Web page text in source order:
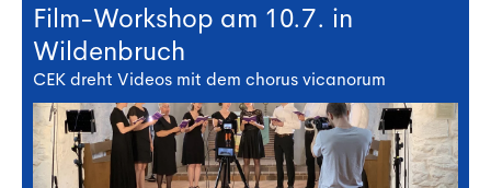
Film-Workshop am 10.7. in
Wildenbruch
CEK dreht Videos mit dem chorus vicanorum